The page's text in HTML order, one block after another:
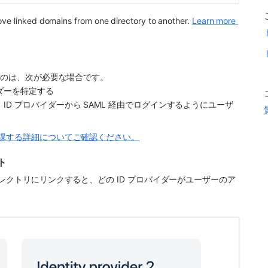
linked domains from one directory to another. Learn more
は、次が必要な場合です。
ーを特定する
プロバイダーから SAML 経由でログインするようにユーザ
る詳細についてご確認ください。
トリにリンクすると、どの ID プロバイダーがユーザーのア